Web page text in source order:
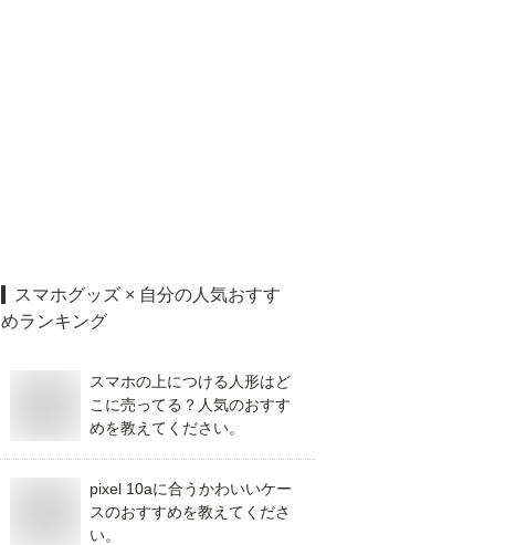
スマホグッズ × 自分の人気おすす
めランキング
スマホの上につける人形はど
こに売ってる？人気のおすす
めを教えてください。
pixel 10aに合うかわいいケー
スのおすすめを教えてくださ
い。